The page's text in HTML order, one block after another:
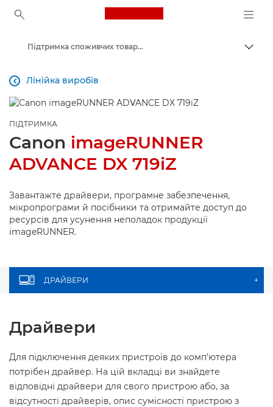
Canon Logo, back to
Підтримка споживчих товарів
Лінійка виробів

ПІДТРИМКА
Canon imageRUNNER
ADVANCE DX 719iZ
Завантажте драйвери, програмне забезпечення,
мікропрограми й посібники та отримайте доступ до
ресурсів для усунення неполадок продукції
imageRUNNER.
ДРАЙВЕРИ +
Драйвери
Для підключення деяких пристроїв до комп’ютера
потрібен драйвер. На цій вкладці ви знайдете
відповідні драйвери для свого пристрою або, за
відсутності драйверів, опис сумісності пристрою з